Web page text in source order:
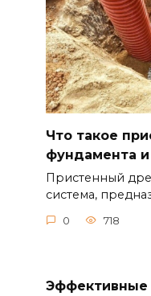
Что такое
фундамента и
Пристенный
система,
0 718
Эффективные